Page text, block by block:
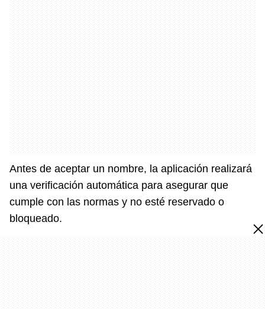
Antes de aceptar un nombre, la aplicación realizará
una verificación automática para asegurar que
cumple con las normas y no esté reservado o
bloqueado.
¿Podrá alguien registrarse como
Google, Apple o Shakira?
No.Meta desarrolló este sistema